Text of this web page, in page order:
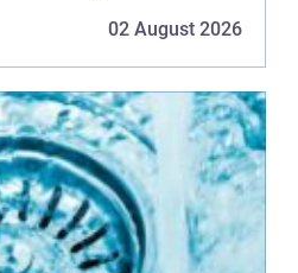
02 August 2026